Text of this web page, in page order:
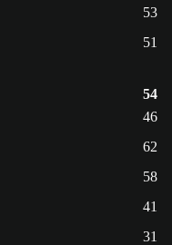
53
51
54
46
62
58
41
31